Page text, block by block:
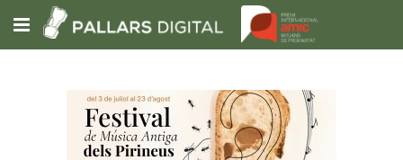
Subscriu-t'hi